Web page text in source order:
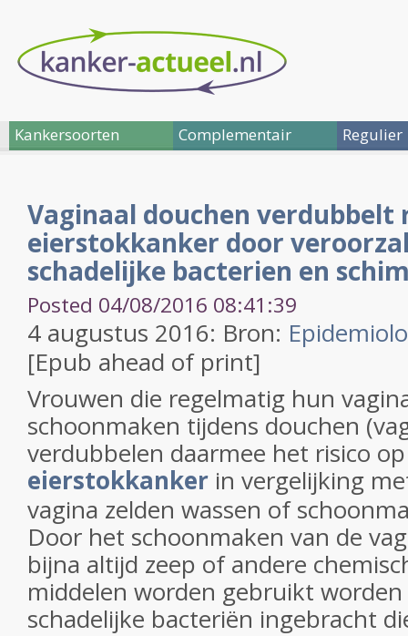
Kankersoorten Complementair Regulier
Vaginaal douchen verdubbelt
eierstokkanker door
schadelijke bacterien en
Posted 04/08/2016 08:41:39
4 augustus 2016: Bron:
[Epub ahead of print]
Vrouwen die regelmatig hun
schoonmaken tijdens douchen
verdubbelen daarmee het risico
eierstokkanker in vergelijking
vagina zelden wassen of
Door het schoonmaken van de
bijna altijd zeep of andere
middelen worden gebruikt
schadelijke bacteriën ingebracht